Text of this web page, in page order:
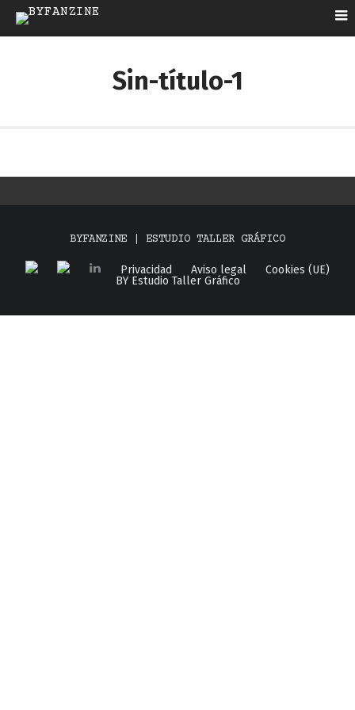
Sin-título-1
BYFANZINE | ESTUDIO TALLER GRÁFICO
Privacidad Aviso legal
Cookies (UE)
BY Estudio Taller Gráfico